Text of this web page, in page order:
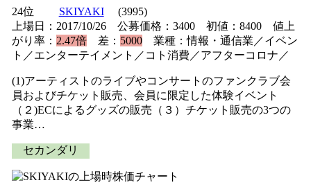
24位 SKIYAKI
(3995)
上場日：2017/10/26 公募価格：3400 初値：8400 値上
がり率： 2.47倍差： 5000業種：情報・通信業／イベン
ト／エンターテイメント／コト消費／アフターコロナ／
(1)アーティストのライブやコンサートのファンクラブ会
員およびチケット販売、会員に限定した体験イベント
（２)ECによるグッズの販売（３）チケット販売の3つの
事業…
セカンダリ